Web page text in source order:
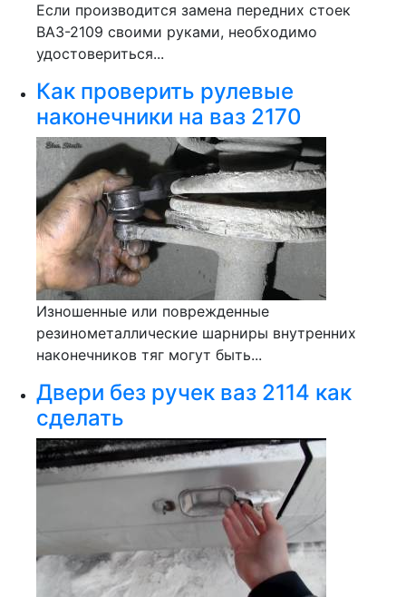
Если производится замена передних стоек
ВАЗ-2109 своими руками, необходимо
удостовериться...
Как проверить рулевые
наконечники на ваз 2170
Изношенные или поврежденные
резинометаллические шарниры внутренних
наконечников тяг могут быть...
Двери без ручек ваз 2114 как
сделать